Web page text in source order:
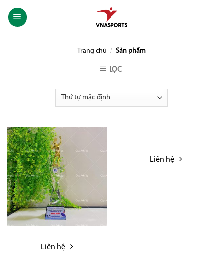
Trang chủ / Sản phẩm
LỌC
Liên hệ
Liên hệ